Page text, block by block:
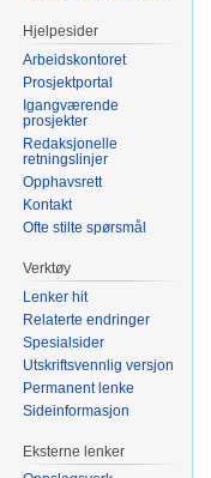
Hjelpesider
Arbeidskontoret
Prosjektportal
Igangværende
prosjekter
Redaksjonelle
retningslinjer
Opphavsrett
Kontakt
Ofte stilte spørsmål
Verktøy
Lenker hit
Relaterte endringer
Spesialsider
Utskriftsvennlig versjon
Permanent lenke
Sideinformasjon
Eksterne lenker